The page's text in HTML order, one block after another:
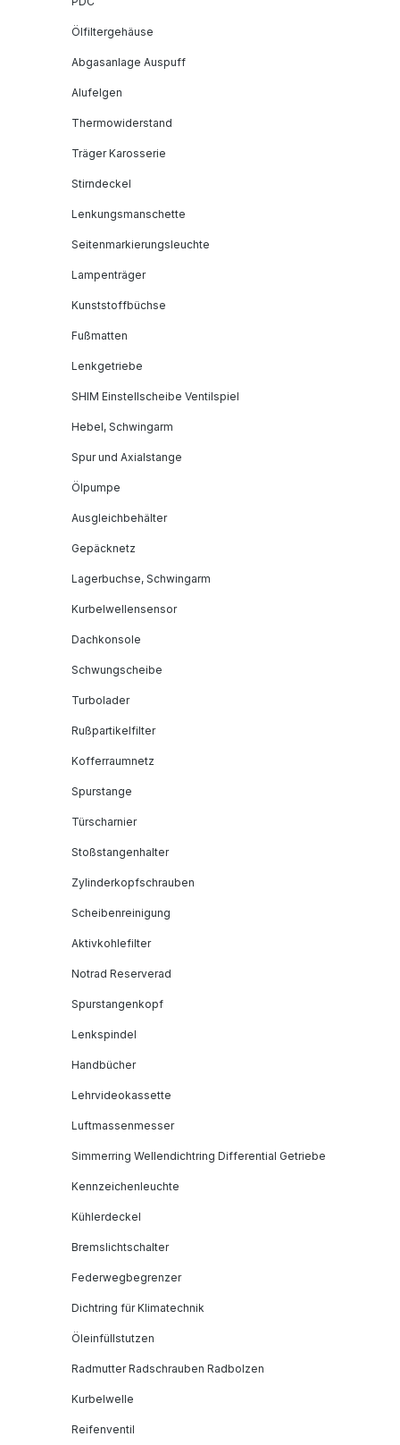
Ölfiltergehäuse
Abgasanlage Auspuff
Alufelgen
Thermowiderstand
Träger Karosserie
Stirndeckel
Lenkungsmanschette
Seitenmarkierungsleuchte
Lampenträger
Kunststoffbüchse
Fußmatten
Lenkgetriebe
SHIM Einstellscheibe Ventilspiel
Hebel, Schwingarm
Spur und Axialstange
Ölpumpe
Ausgleichbehälter
Gepäcknetz
Lagerbuchse, Schwingarm
Kurbelwellensensor
Dachkonsole
Schwungscheibe
Turbolader
Rußpartikelfilter
Kofferraumnetz
Spurstange
Türscharnier
Stoßstangenhalter
Zylinderkopfschrauben
Scheibenreinigung
Aktivkohlefilter
Notrad Reserverad
Spurstangenkopf
Lenkspindel
Handbücher
Lehrvideokassette
Luftmassenmesser
Simmerring Wellendichtring Differential Getriebe
Kennzeichenleuchte
Kühlerdeckel
Bremslichtschalter
Federwegbegrenzer
Dichtring für Klimatechnik
Öleinfüllstutzen
Radmutter Radschrauben Radbolzen
Kurbelwelle
Reifenventil